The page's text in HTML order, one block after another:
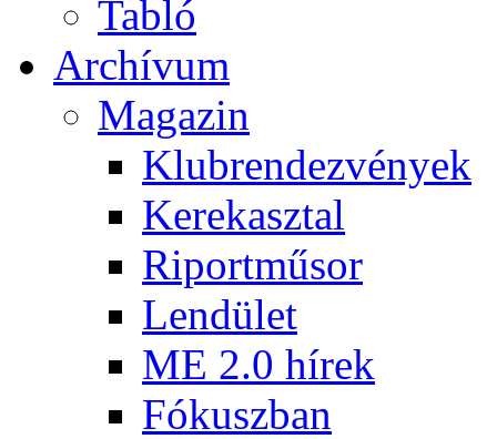
Tabló
Archívum
Magazin
Klubrendezvények
Kerekasztal
Riportműsor
Lendület
ME 2.0 hírek
Fókuszban